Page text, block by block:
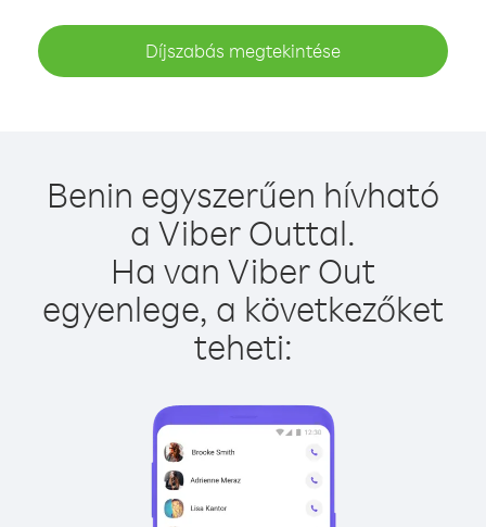
Díjszabás megtekintése
Benin egyszerűen hívható
a Viber Outtal.
Ha van Viber Out
egyenlege, a következőket
teheti: